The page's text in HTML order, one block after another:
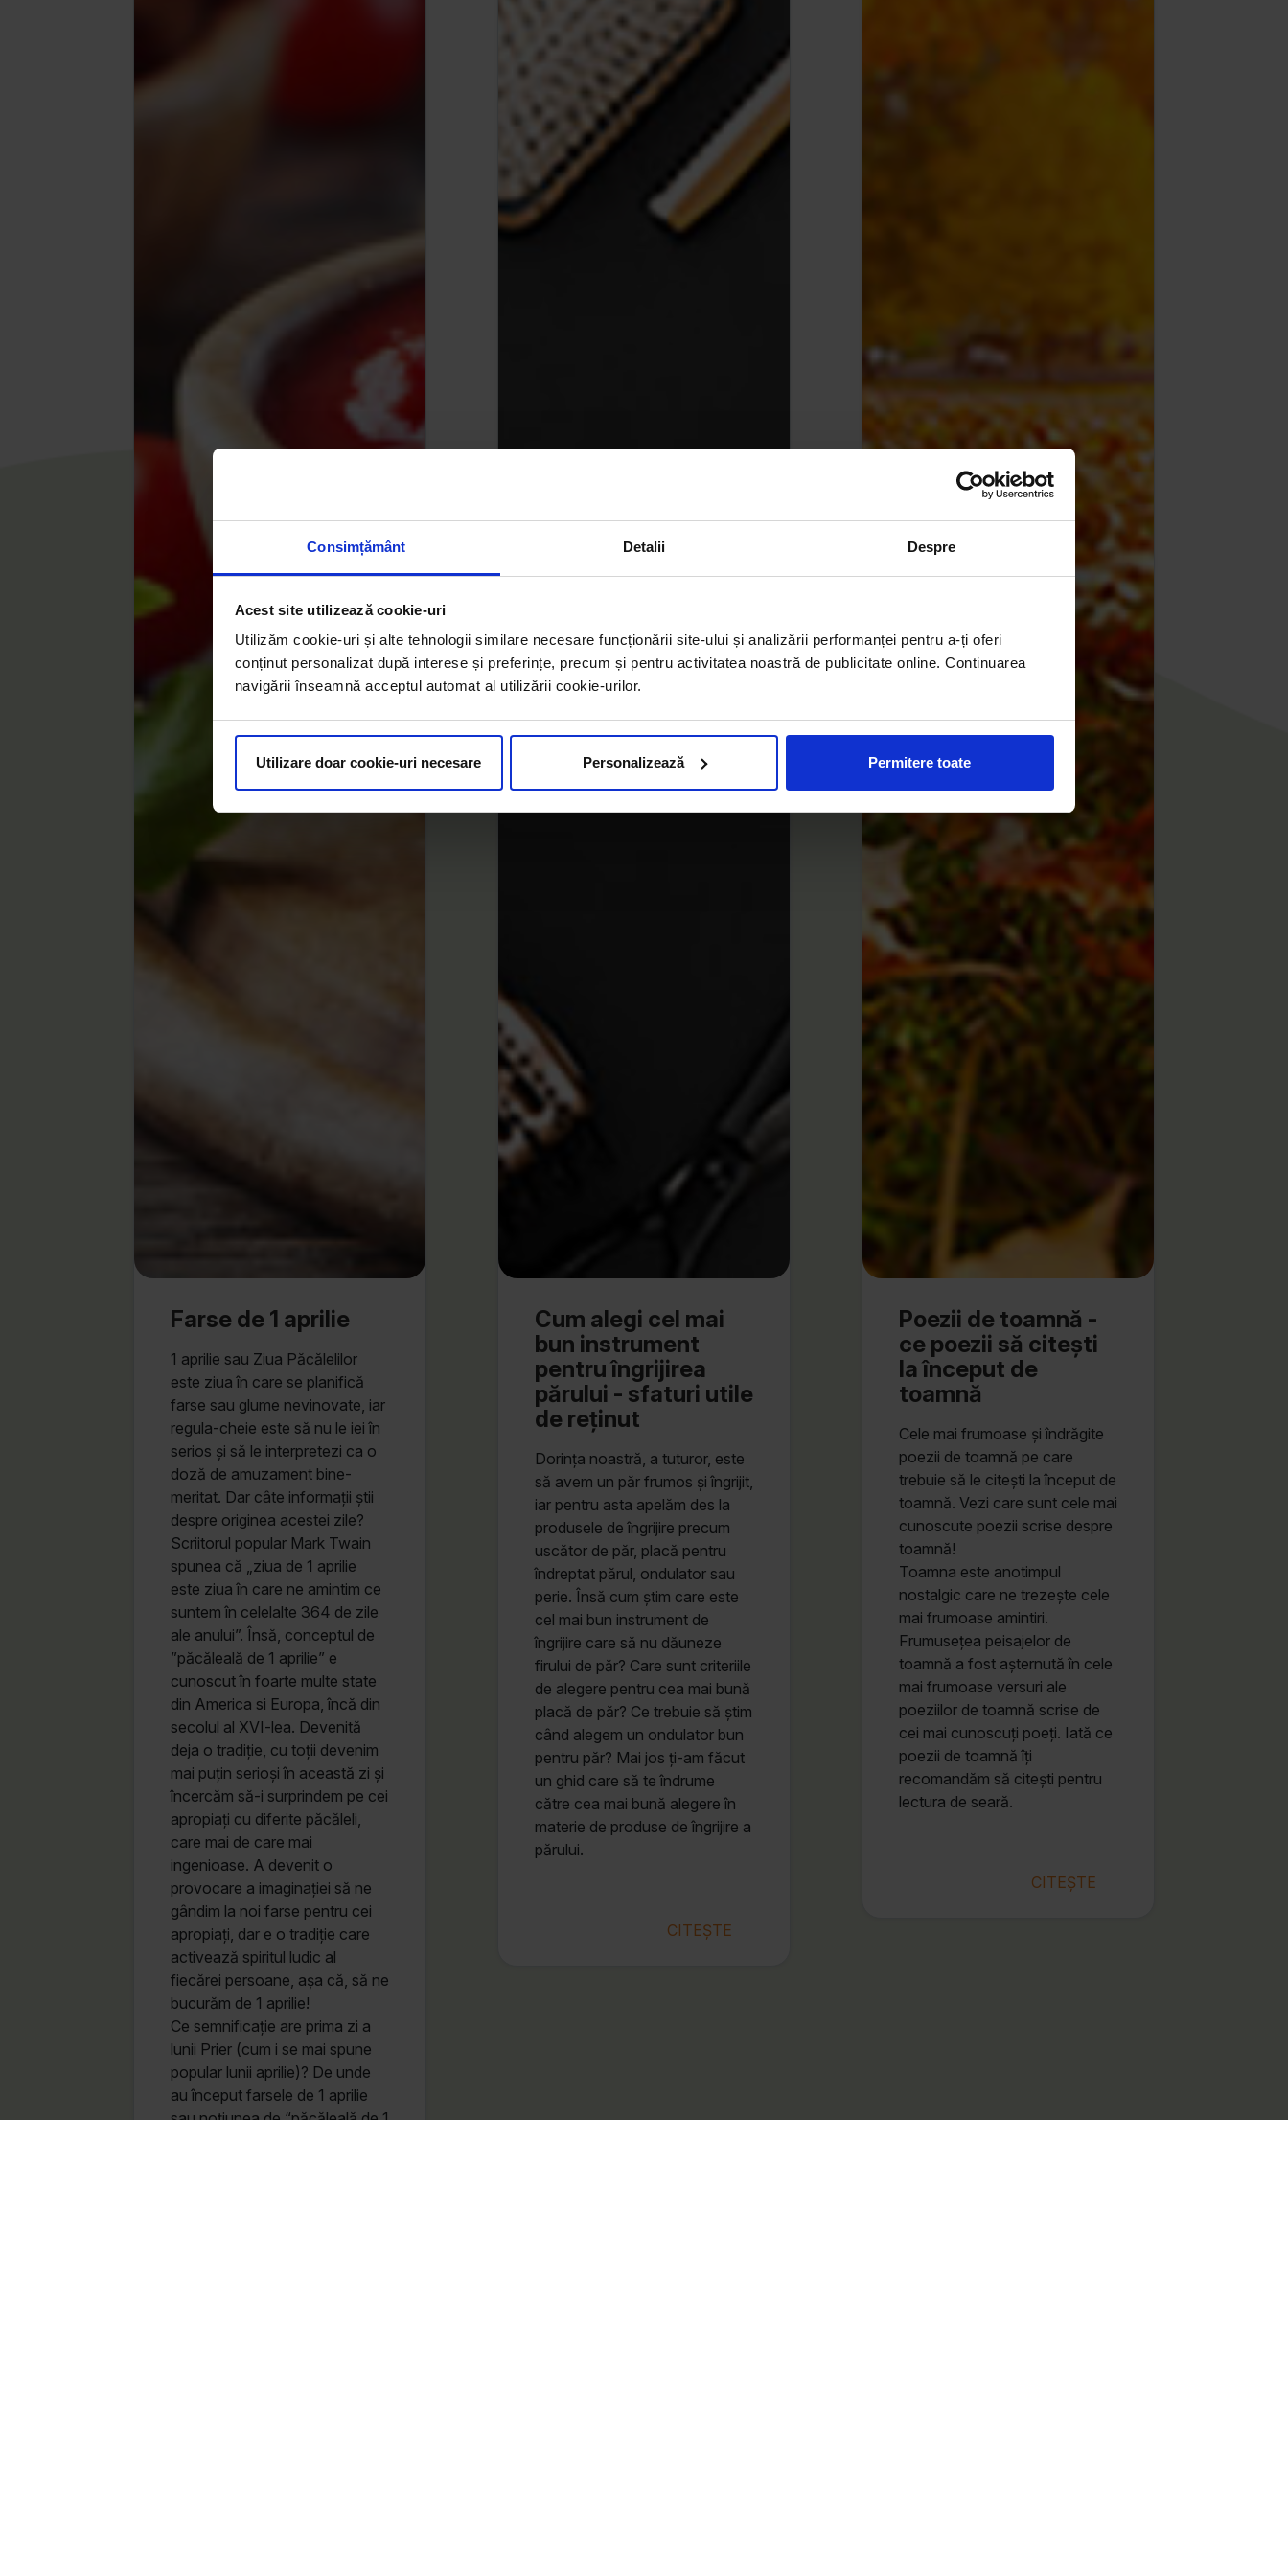
Consimțământ Detalii Despre
Acest site utilizează cookie-uri
Utilizăm cookie-uri și alte tehnologii similare necesare funcționării site-ului și analizării performanței pentru a-ți oferi
conținut personalizat după interese și preferințe, precum și pentru activitatea noastră de publicitate online. Continuarea
navigării înseamnă acceptul automat al utilizării cookie-urilor.
Utilizare doar cookie-uri necesare Personalizează Permitere toate
Farse de 1 aprilie
1 aprilie sau Ziua Păcălelilor
este ziua în care se planifică
farse sau glume nevinovate, iar
regula-cheie este să nu le iei în
serios și să le interpretezi ca o
doză de amuzament bine-
meritat. Dar câte informații știi
despre originea acestei zile?
Scriitorul popular Mark Twain
spunea că „ziua de 1 aprilie
este ziua în care ne amintim ce
suntem în celelalte 364 de zile
ale anului”. Însă, conceptul de
”păcăleală de 1 aprilie” e
cunoscut în foarte multe state
din America si Europa, încă din
secolul al XVI-lea. Devenită
deja o tradiție, cu toții devenim
mai puțin serioși în această zi și
încercăm să-i surprindem pe cei
apropiați cu diferite păcăleli,
care mai de care mai
ingenioase. A devenit o
provocare a imaginației să ne
gândim la noi farse pentru cei
apropiați, dar e o tradiție care
activează spiritul ludic al
fiecărei persoane, așa că, să ne
bucurăm de 1 aprilie!
Ce semnificație are prima zi a
lunii Prier (cum i se mai spune
popular lunii aprilie)? De unde
au început farsele de 1 aprilie
sau noțiunea de “păcăleală de 1
Cum alegi cel mai
bun instrument
pentru îngrijirea
părului - sfaturi utile
de reținut
Dorința noastră, a tuturor, este
să avem un păr frumos și îngrijit,
iar pentru asta apelăm des la
produsele de îngrijire precum
uscător de păr, placă pentru
îndreptat părul, ondulator sau
perie. Însă cum știm care este
cel mai bun instrument de
îngrijire care să nu dăuneze
firului de păr? Care sunt criteriile
de alegere pentru cea mai bună
placă de păr? Ce trebuie să știm
când alegem un ondulator bun
pentru păr? Mai jos ți-am făcut
un ghid care să te îndrume
către cea mai bună alegere în
materie de produse de îngrijire a
părului.
CITEȘTE
Poezii de toamnă -
ce poezii să citești
la început de
toamnă
Cele mai frumoase și îndrăgite
poezii de toamnă pe care
trebuie să le citești la început de
toamnă. Vezi care sunt cele mai
cunoscute poezii scrise despre
toamnă!
Toamna este anotimpul
nostalgic care ne trezește cele
mai frumoase amintiri.
Frumusețea peisajelor de
toamnă a fost așternută în cele
mai frumoase versuri ale
poeziilor de toamnă scrise de
cei mai cunoscuți poeți. Iată ce
poezii de toamnă îți
recomandăm să citești pentru
lectura de seară.
CITEȘTE